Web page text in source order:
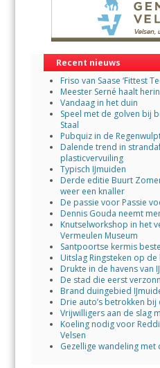
Recent nieuws
Friso van Saase ‘Fittest
Meester Serné haalt
Vandaag in het duin
Speel met de golven bij
Staal
Pubquiz in de
Dalende trend in
plasticvervuiling
Typisch IJmuiden
Derde editie Buurt
weer een knaller
De passie voor Passie
Dennis Gouda neemt
Knutselworkshop in het
Vermeulen Museum
Santpoortse kermis
Uitslag Ringsteken op
Drukte in de havens van
De stad die eerst
Brand duingebied
Drie auto’s betrokken bij
Vrijwilligers aan de slag
Koeling nodig voor
Velsen
Gezellige wandeling